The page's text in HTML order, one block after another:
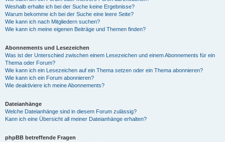
Weshalb erhalte ich bei der Suche keine Ergebnisse?
Warum bekomme ich bei der Suche eine leere Seite?
Wie kann ich nach Mitgliedern suchen?
Wie kann ich meine eigenen Beiträge und Themen finden?
Abonnements und Lesezeichen
Was ist der Unterschied zwischen einem Lesezeichen und einem Abonnements für ein
Thema oder Forum?
Wie kann ich ein Lesezeichen auf ein Thema setzen oder ein Thema abonnieren?
Wie kann ich ein Forum abonnieren?
Wie deaktiviere ich meine Abonnements?
Dateianhänge
Welche Dateianhänge sind in diesem Forum zulässig?
Kann ich eine Übersicht all meiner Dateianhänge erhalten?
phpBB betreffende Fragen